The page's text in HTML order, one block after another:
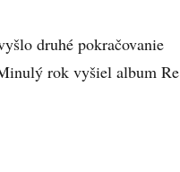
druhé pokračovanie
rok vyšiel album Re